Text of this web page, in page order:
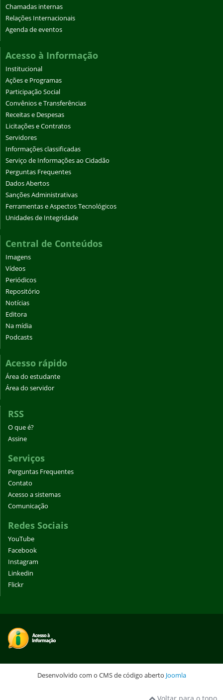
Chamadas internas
Relações Internacionais
Agenda de eventos
Acesso à Informação
Institucional
Ações e Programas
Participação Social
Convênios e Transferências
Receitas e Despesas
Licitações e Contratos
Servidores
Informações classificadas
Serviço de Informações ao Cidadão
Perguntas Frequentes
Dados Abertos
Sanções Administrativas
Ferramentas e Aspectos Tecnológicos
Unidades de Integridade
Central de Conteúdos
Imagens
Vídeos
Periódicos
Repositório
Notícias
Editora
Na mídia
Podcasts
Acesso rápido
Área do estudante
Área do servidor
RSS
O que é?
Assine
Serviços
Perguntas Frequentes
Contato
Acesso a sistemas
Comunicação
Redes Sociais
YouTube
Facebook
Instagram
Linkedin
Flickr
Desenvolvido com o CMS de código aberto Joomla
Voltar para o topo